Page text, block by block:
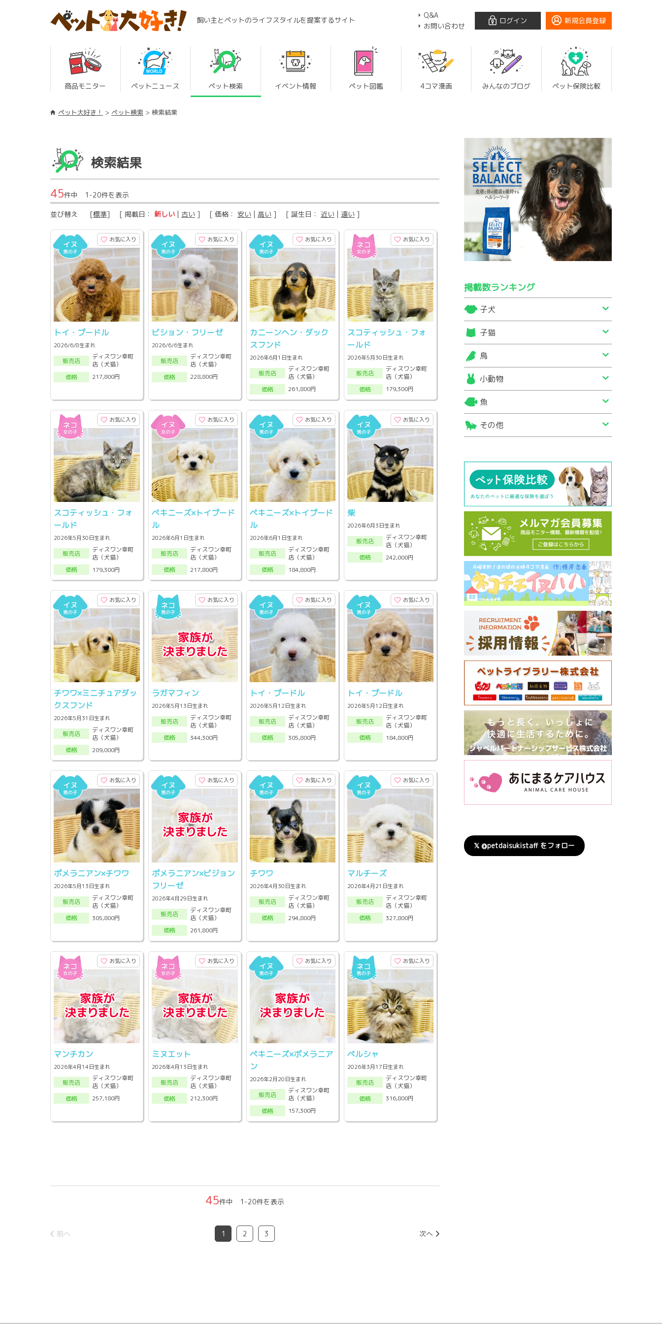
飼い主とペットのライフスタイルを提案するサイト
Q&A
お問い合わせ
ログイン 新規会員登録
商品モニター ペットニュース ペット検索 イベント情報 ペット図鑑 4コマ漫画 みんなのブログ ペット保険比較
ペット大好き！ ペット検索 検索結果
検索結果
45件中 1-20件を表示
並び替え [標準] [ 掲載日： 新しい | 古い ] [ 価格： 安い | 高い ] [ 誕生日： 近い | 遠い ]
お気に入り
トイ・プードル
2026/6/8生まれ
販売店
ディスワン幸町
店（犬猫）
価格
217,800円
お気に入り
ビション・フリーゼ
2026/6/6生まれ
販売店
ディスワン幸町
店（犬猫）
価格
228,800円
お気に入り
カニーンヘン・ダック
スフンド
2026年6月1日生まれ
販売店
ディスワン幸町
店（犬猫）
価格
261,800円
お気に入り
スコティッシュ・フォ
ールド
2026年5月30日生まれ
販売店
ディスワン幸町
店（犬猫）
価格
179,300円
お気に入り
スコティッシュ・フォ
ールド
2026年5月30日生まれ
販売店
ディスワン幸町
店（犬猫）
価格
179,300円
お気に入り
ペキニーズ×トイプード
ル
2026年6月1日生まれ
販売店
ディスワン幸町
店（犬猫）
価格
217,800円
お気に入り
ペキニーズ×トイプード
ル
2026年6月1日生まれ
販売店
ディスワン幸町
店（犬猫）
価格
184,800円
お気に入り
柴
2026年6月3日生まれ
販売店
ディスワン幸町
店（犬猫）
価格
242,000円
お気に入り
チワワ×ミニチュアダッ
クスフンド
2026年5月31日生まれ
販売店
ディスワン幸町
店（犬猫）
価格
209,000円
お気に入り
ラガマフィン
2026年5月13日生まれ
販売店
ディスワン幸町
店（犬猫）
価格
344,300円
お気に入り
トイ・プードル
2026年5月12日生まれ
販売店
ディスワン幸町
店（犬猫）
価格
305,800円
お気に入り
トイ・プードル
2026年5月12日生まれ
販売店
ディスワン幸町
店（犬猫）
価格
184,800円
お気に入り
ポメラニアン×チワワ
2026年5月13日生まれ
販売店
ディスワン幸町
店（犬猫）
価格
305,800円
お気に入り
ポメラニアン×ビジョン
フリーゼ
2026年4月29日生まれ
販売店
ディスワン幸町
店（犬猫）
価格
261,800円
お気に入り
チワワ
2026年4月30日生まれ
販売店
ディスワン幸町
店（犬猫）
価格
294,800円
お気に入り
マルチーズ
2026年4月21日生まれ
販売店
ディスワン幸町
店（犬猫）
価格
327,800円
お気に入り
マンチカン
2026年4月14日生まれ
販売店
ディスワン幸町
店（犬猫）
価格
257,180円
お気に入り
ミヌエット
2026年4月13日生まれ
販売店
ディスワン幸町
店（犬猫）
価格
212,300円
お気に入り
ペキニーズ×ポメラニア
ン
2026年2月20日生まれ
販売店
ディスワン幸町
店（犬猫）
価格
157,300円
お気に入り
ペルシャ
2026年3月17日生まれ
販売店
ディスワン幸町
店（犬猫）
価格
316,800円
45件中 1-20件を表示
前へ 1 2 3 次へ
掲載数ランキング
子犬
子猫
鳥
小動物
魚
その他
𝕏 @petdaisukistaff をフォロー